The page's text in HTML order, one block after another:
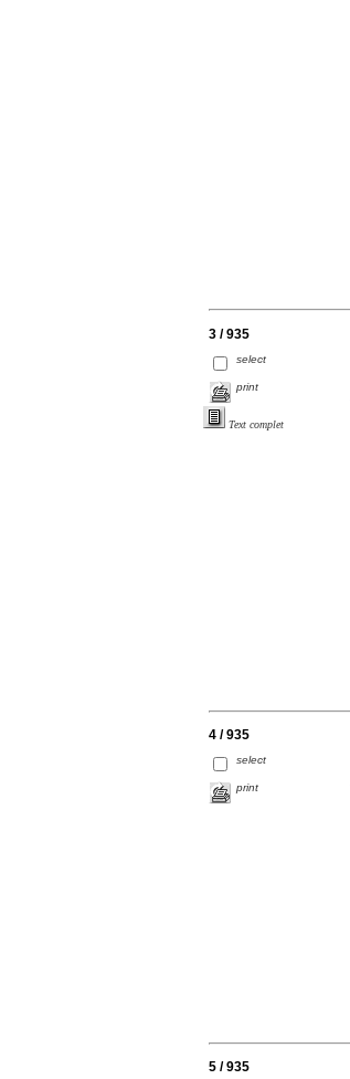
3 / 935
select
print
Text complet
4 / 935
select
print
5 / 935